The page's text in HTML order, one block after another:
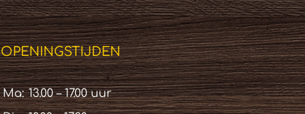
OPENINGSTIJDEN
Ma: 13.00 – 17.00 uur